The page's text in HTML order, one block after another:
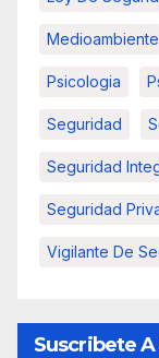
Medioambiente
Psicologia
Seguridad
Seguridad
Seguridad
Vigilante De
Suscribete